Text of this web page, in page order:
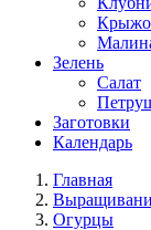
Зелень
Салат
Заготовки
Календарь
Главная
Огурцы